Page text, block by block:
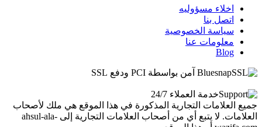
اخلاء مسؤوليه
اتصل بنا
سياسة الخصوصية
معلومات عنا
Blog
Bluesnap آمن بواسطة PCI ودفع SSL
خدمة العملاء 24/7
جميع العلامات التجارية المذكورة في هذا الموقع هي ملك لأصحاب
العلامات. لا يتبع أي من أصحاب العلامات التجارية إلى ahsul-ala-